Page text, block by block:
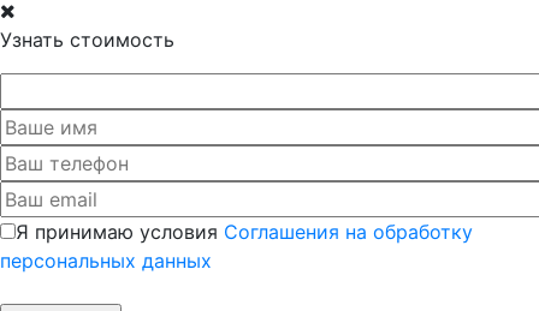
Узнать стоимость
Я принимаю условия Соглашения на обработку
персональных данных